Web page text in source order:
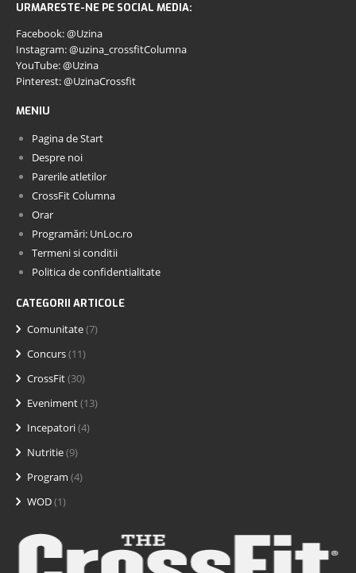
URMARESTE-NE PE SOCIAL MEDIA:
Facebook: @Uzina
Instagram: @uzina_crossfitColumna
YouTube: @Uzina
Pinterest: @UzinaCrossfit
MENIU
Pagina de Start
Despre noi
Parerile atletilor
CrossFit Columna
Orar
Programări: UnLoc.ro
Termeni si conditii
Politica de confidentialitate
CATEGORII ARTICOLE
Comunitate(7)
Concurs(11)
CrossFit(30)
Eveniment(13)
Incepatori(4)
Nutritie(9)
Program (4)
WOD(1)